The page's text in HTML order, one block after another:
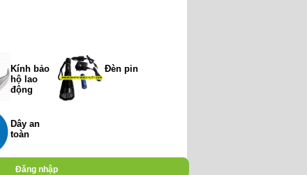
Kính bảo
hộ lao
động
Đèn pin
Dây an
toàn
Đăng nhập